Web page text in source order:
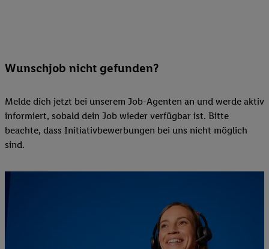
Wunschjob nicht gefunden?
Melde dich jetzt bei unserem Job-Agenten an und werde aktiv
informiert, sobald dein Job wieder verfügbar ist. Bitte
beachte, dass Initiativbewerbungen bei uns nicht möglich
sind.